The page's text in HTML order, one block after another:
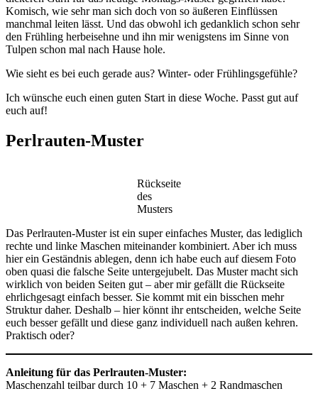
Komisch, wie sehr man sich doch von so äußeren Einflüssen
manchmal leiten lässt. Und das obwohl ich gedanklich schon sehr
den Frühling herbeisehne und ihn mir wenigstens im Sinne von
Tulpen schon mal nach Hause hole.
Wie sieht es bei euch gerade aus? Winter- oder Frühlingsgefühle?
Ich wünsche euch einen guten Start in diese Woche. Passt gut auf
euch auf!
Perlrauten-Muster
Rückseite
des
Musters
Das Perlrauten-Muster ist ein super einfaches Muster, das lediglich
rechte und linke Maschen miteinander kombiniert. Aber ich muss
hier ein Geständnis ablegen, denn ich habe euch auf diesem Foto
oben quasi die falsche Seite untergejubelt. Das Muster macht sich
wirklich von beiden Seiten gut – aber mir gefällt die Rückseite
ehrlichgesagt einfach besser. Sie kommt mit ein bisschen mehr
Struktur daher. Deshalb – hier könnt ihr entscheiden, welche Seite
euch besser gefällt und diese ganz individuell nach außen kehren.
Praktisch oder?
Anleitung für das Perlrauten-Muster:
Maschenzahl teilbar durch 10 + 7 Maschen + 2 Randmaschen